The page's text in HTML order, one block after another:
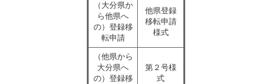
（大分県か
ら他県へ
の）登録移
転申請
他県登録
移転申請
様式
（他県から
大分県へ
の）登録移
第２号様
式